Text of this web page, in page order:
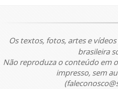
Os textos, fotos, artes e
brasileira
Não reproduza o conteúdo em
impresso, sem